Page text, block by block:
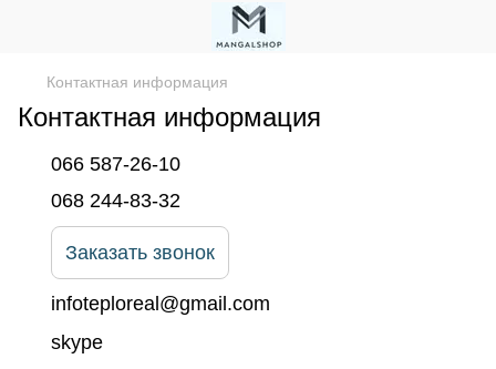
Контактная информация
Контактная информация
066 587-26-10
068 244-83-32
Заказать звонок
infoteploreal@gmail.com
skype